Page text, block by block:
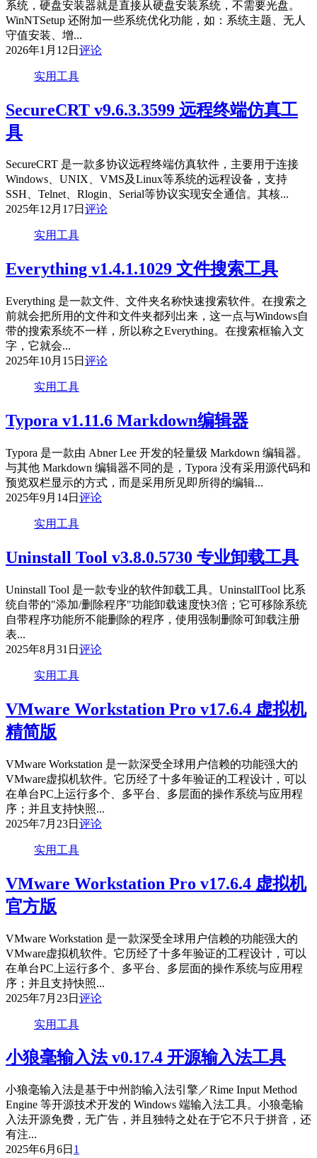
系统，硬盘安装器就是直接从硬盘安装系统，不需要光盘。
WinNTSetup 还附加一些系统优化功能，如：系统主题、无人
守值安装、增...
2026年1月12日 评论
实用工具
SecureCRT v9.6.3.3599 远程终端仿真工
具
SecureCRT 是一款多协议远程终端仿真软件，主要用于连接
Windows、UNIX、VMS及Linux等系统的远程设备，支持
SSH、Telnet、Rlogin、Serial等协议实现安全通信。其核...
2025年12月17日 评论
实用工具
Everything v1.4.1.1029 文件搜索工具
Everything 是一款文件、文件夹名称快速搜索软件。在搜索之
前就会把所用的文件和文件夹都列出来，这一点与Windows自
带的搜索系统不一样，所以称之Everything。在搜索框输入文
字，它就会...
2025年10月15日 评论
实用工具
Typora v1.11.6 Markdown编辑器
Typora 是一款由 Abner Lee 开发的轻量级 Markdown 编辑器。
与其他 Markdown 编辑器不同的是，Typora 没有采用源代码和
预览双栏显示的方式，而是采用所见即所得的编辑...
2025年9月14日 评论
实用工具
Uninstall Tool v3.8.0.5730 专业卸载工具
Uninstall Tool 是一款专业的软件卸载工具。UninstallTool 比系
统自带的"添加/删除程序"功能卸载速度快3倍；它可移除系统
自带程序功能所不能删除的程序，使用强制删除可卸载注册
表...
2025年8月31日 评论
实用工具
VMware Workstation Pro v17.6.4 虚拟机
精简版
VMware Workstation 是一款深受全球用户信赖的功能强大的
VMware虚拟机软件。它历经了十多年验证的工程设计，可以
在单台PC上运行多个、多平台、多层面的操作系统与应用程
序；并且支持快照...
2025年7月23日 评论
实用工具
VMware Workstation Pro v17.6.4 虚拟机
官方版
VMware Workstation 是一款深受全球用户信赖的功能强大的
VMware虚拟机软件。它历经了十多年验证的工程设计，可以
在单台PC上运行多个、多平台、多层面的操作系统与应用程
序；并且支持快照...
2025年7月23日 评论
实用工具
小狼毫输入法 v0.17.4 开源输入法工具
小狼毫输入法是基于中州韵输入法引擎／Rime Input Method
Engine 等开源技术开发的 Windows 端输入法工具。小狼毫输
入法开源免费，无广告，并且独特之处在于它不只于拼音，还
有注...
2025年6月6日 1